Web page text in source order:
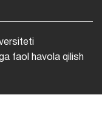
faol havola qilish